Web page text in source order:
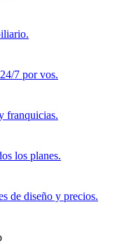
7 por vos.
franquicias.
los planes.
de diseño y precios.